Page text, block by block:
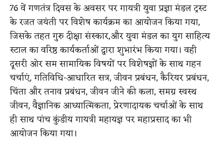
76 वें गणतंत्र दिवस के अवसर पर गायत्री युवा प्रज्ञा मंडल ट्रस्ट
के रजत जयंती पर विशेष कार्यक्रम का आयोजन किया गया,
जिसके तहत गुरु दीक्षा संस्कार,और युवा मंडल का युग साहित्य
स्टाल का वरिष्ठ कार्यकर्ताओं द्वारा शुभारंभ किया गया। वही
दूसरी ओर सम सामायिक विषयों पर विशेषज्ञों के साथ गहन
चर्चाएं, गतिविधि-आधारित सत्र, जीवन प्रबंधन, कैरियर प्रबंधन,
चिंता और तनाव प्रबंधन, जीवन जीने की कला, समग्र स्वस्थ
जीवन, वैज्ञानिक आध्यात्मिकता, प्रेरणादायक चर्चाओं के साथ
ही साथ पांच कुंडीय गायत्री महायज्ञ पर महाप्रसाद का भी
आयोजन किया गया।